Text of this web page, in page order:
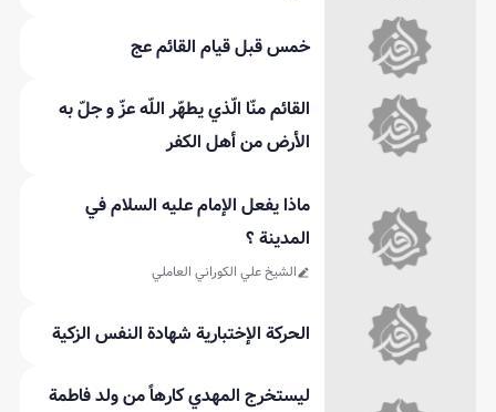
خمس قبل قيام القائم عج
القائم منّا الّذي يطهّر اللّه عزّ و جلّ به
الأرض من أهل الكفر
ماذا يفعل الإمام عليه السلام في
المدينة ؟
الشيخ علي الكوراني العاملي
الحركة الإختبارية شهادة النفس الزكية
ليستخرج المهدي كارهاً من ولد فاطمة